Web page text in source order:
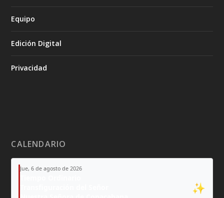
Equipo
Edición Digital
Privacidad
CALENDARIO
Jue, 6 de agosto de 2026
✨